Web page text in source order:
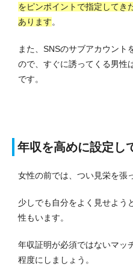
をピンポイントで指定してき
あります。
また、SNSのサブアカウント
ので、すぐに誘ってくる男性
です。
年収を高めに設定し
女性の前では、つい見栄を張
少しでも自分をよく見せよう
性もいます。
年収証明が必須ではないマッ
程度にしましょう。